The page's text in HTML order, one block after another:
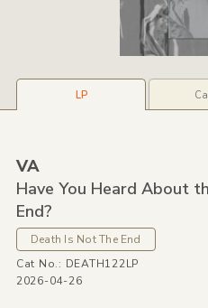
LP
VA
Have You Heard About
End?
Death Is Not The End
Cat No.: DEATH122LP
2026-04-26